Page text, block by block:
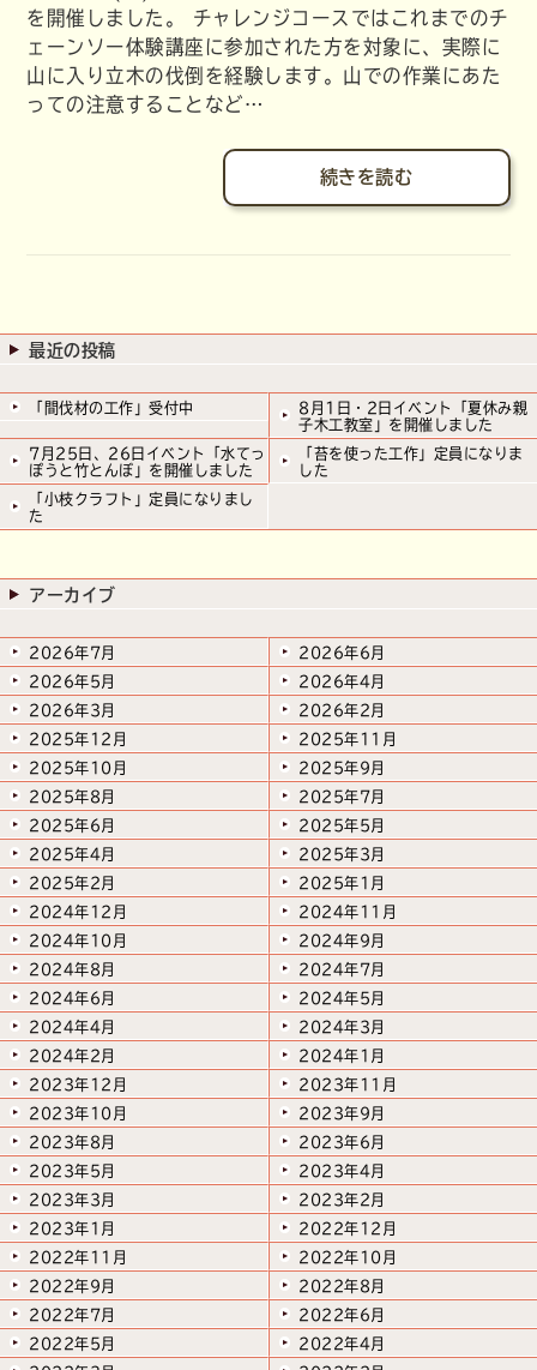
を開催しました。 チャレンジコースではこれまでのチ
ェーンソー体験講座に参加された方を対象に、実際に
山に入り立木の伐倒を経験します。山での作業にあた
っての注意することなど…
続きを読む
最近の投稿
「間伐材の工作」受付中
8月1日・2日イベント「夏休み親
子木工教室」を開催しました
7月25日、26日イベント「水てっ
ぽうと竹とんぼ」を開催しました
「苔を使った工作」定員になりま
した
「小枝クラフト」定員になりまし
た
アーカイブ
2026年7月
2026年6月
2026年5月
2026年4月
2026年3月
2026年2月
2025年12月
2025年11月
2025年10月
2025年9月
2025年8月
2025年7月
2025年6月
2025年5月
2025年4月
2025年3月
2025年2月
2025年1月
2024年12月
2024年11月
2024年10月
2024年9月
2024年8月
2024年7月
2024年6月
2024年5月
2024年4月
2024年3月
2024年2月
2024年1月
2023年12月
2023年11月
2023年10月
2023年9月
2023年8月
2023年6月
2023年5月
2023年4月
2023年3月
2023年2月
2023年1月
2022年12月
2022年11月
2022年10月
2022年9月
2022年8月
2022年7月
2022年6月
2022年5月
2022年4月